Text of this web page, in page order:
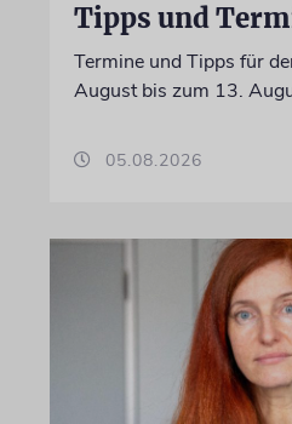
Tipps und
Termine und Tipps für
August bis zum 13.
05.08.2026